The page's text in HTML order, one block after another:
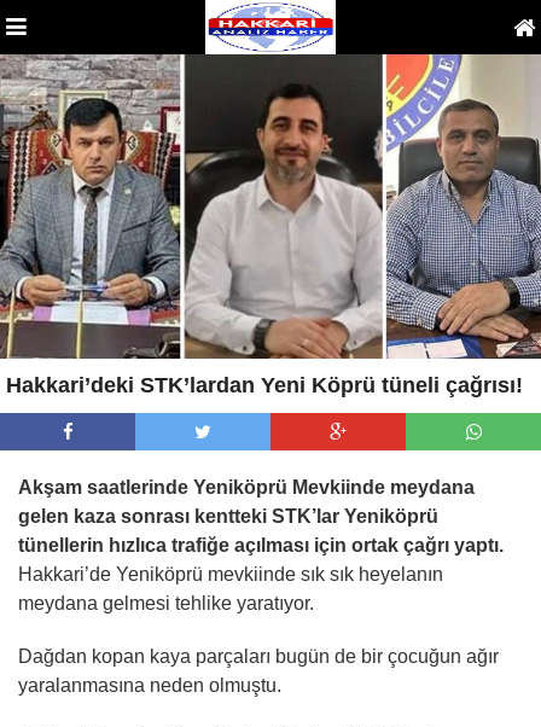
Hakkari’deki STK’lardan Yeni Köprü tüneli çağrısı!
Akşam saatlerinde Yeniköprü Mevkiinde meydana
gelen kaza sonrası kentteki STK’lar Yeniköprü
tünellerin hızlıca trafiğe açılması için ortak çağrı yaptı.
Hakkari’de Yeniköprü mevkiinde sık sık heyelanın
meydana gelmesi tehlike yaratıyor.
Dağdan kopan kaya parçaları bugün de bir çocuğun ağır
yaralanmasına neden olmuştu.